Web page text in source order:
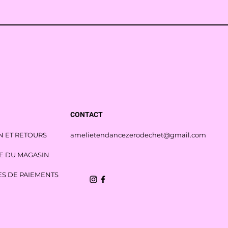
CONTACT
ET RETOURS
DU MAGASIN
DE PAIEMENTS
amelietendancezerodechet@gmail.com